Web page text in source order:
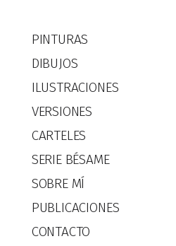
PINTURAS
DIBUJOS
ILUSTRACIONES
VERSIONES
CARTELES
SERIE BÉSAME
SOBRE MÍ
PUBLICACIONES
CONTACTO